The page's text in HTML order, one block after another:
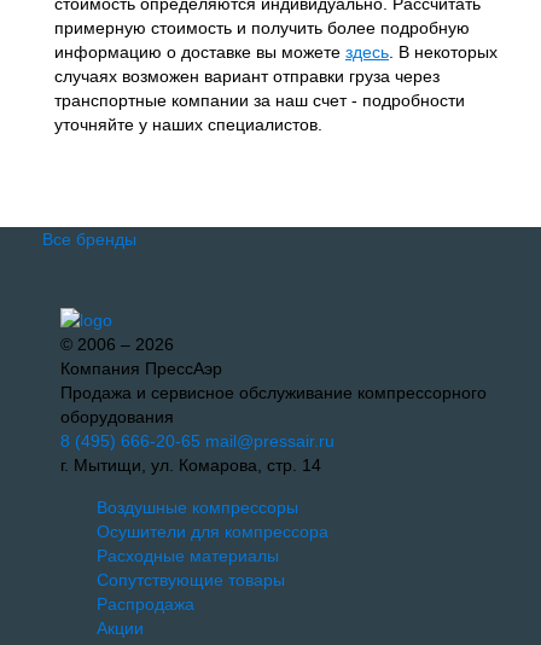
примерную стоимость и получить более подробную
информацию о доставке вы можете здесь . В некоторых
случаях возможен вариант отправки груза через
транспортные компании за наш счет - подробности
уточняйте у наших специалистов.
Все бренды
© 2006 – 2026
Компания ПрессАэр
Продажа и сервисное обслуживание компрессорного
оборудования
8 (495) 666-20-65 mail@pressair.ru
г. Мытищи, ул. Комарова, стр. 14
Воздушные компрессоры
Осушители для компрессора
Расходные материалы
Сопутствующие товары
Распродажа
Акции